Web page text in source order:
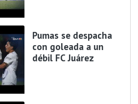
Pumas se despacha
con goleada a un
débil FC Juárez